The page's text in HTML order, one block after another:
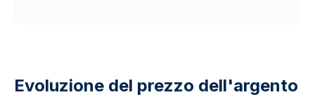
Evoluzione del prezzo dell'argento